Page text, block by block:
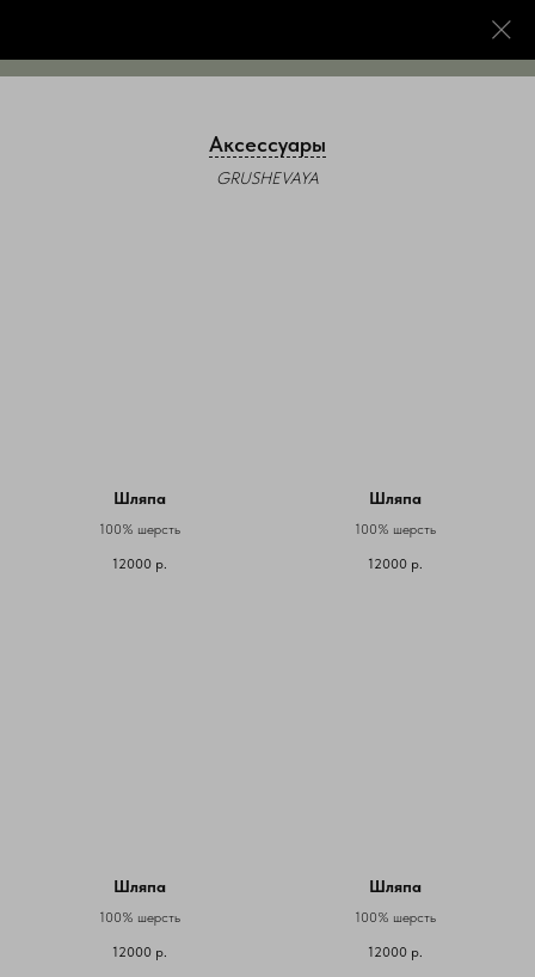
Аксессуары
GRUSHEVAYA
Шляпа
100% шерсть
12000 р.
Шляпа
100% шерсть
12000 р.
Шляпа
100% шерсть
12000 р.
Шляпа
100% шерсть
12000 р.